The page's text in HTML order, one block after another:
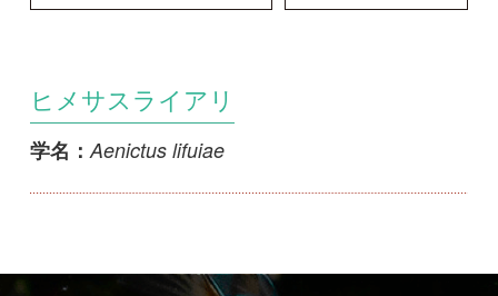
ヒメサスライアリ